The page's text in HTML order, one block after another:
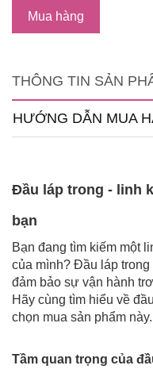
Mua hàng
THÔNG TIN SẢN
HƯỚNG DẪN MUA
Đầu láp trong - linh
bạn
Bạn đang tìm kiếm một
của mình? Đầu láp
đảm bảo sự vận hành
Hãy cùng tìm hiểu về
chọn mua sản phẩm này.
Tầm quan trọng của